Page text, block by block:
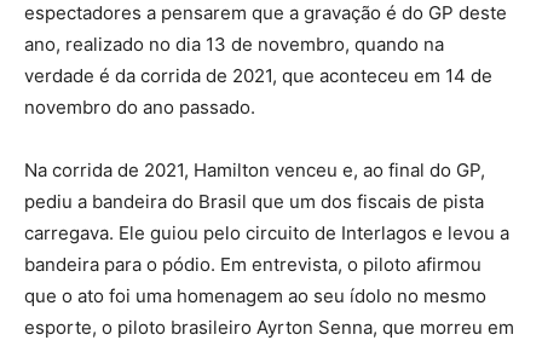
espectadores a pensarem que a gravação é do GP deste
ano, realizado no dia 13 de novembro, quando na
verdade é da corrida de 2021, que aconteceu em 14 de
novembro do ano passado.
Na corrida de 2021, Hamilton venceu e, ao final do GP,
pediu a bandeira do Brasil que um dos fiscais de pista
carregava. Ele guiou pelo circuito de Interlagos e levou a
bandeira para o pódio. Em entrevista, o piloto afirmou
que o ato foi uma homenagem ao seu ídolo no mesmo
esporte, o piloto brasileiro Ayrton Senna, que morreu em